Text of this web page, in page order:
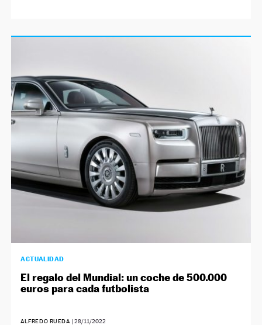
ACTUALIDAD
El regalo del Mundial: un coche de 500.000
euros para cada futbolista
ALFREDO RUEDA | 28/11/2022